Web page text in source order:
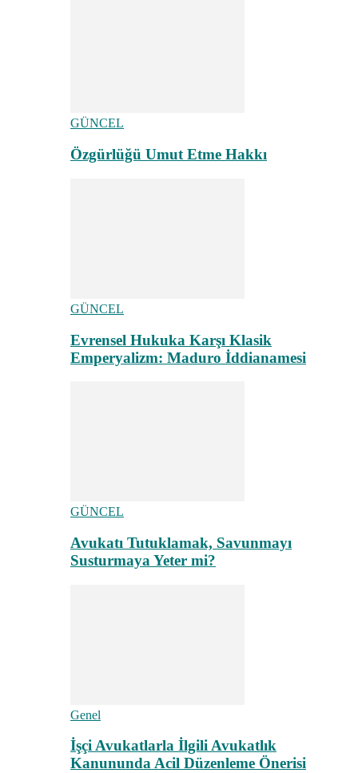
GÜNCEL
Özgürlüğü Umut Etme Hakkı
GÜNCEL
Evrensel Hukuka Karşı Klasik
Emperyalizm: Maduro İddianamesi
GÜNCEL
Avukatı Tutuklamak, Savunmayı
Susturmaya Yeter mi?
Genel
İşçi Avukatlarla İlgili Avukatlık
Kanununda Acil Düzenleme Önerisi